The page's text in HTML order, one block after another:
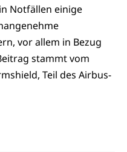
Notfällen einige
vor allem in Bezug
stammt vom
Teil des Airbus-